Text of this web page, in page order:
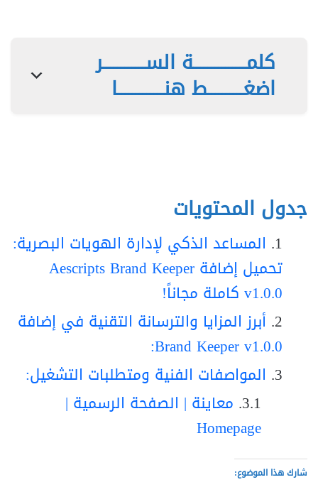
كلمـــــــــــــــة الســــــــــــر
اضغــــــــــط هنـــــــــــــا
جدول المحتويات
المساعد الذكي لإدارة الهويات البصرية:
تحميل إضافة Aescripts Brand Keeper
v1.0.0 كاملة مجاناً!
أبرز المزايا والترسانة التقنية في إضافة
Brand Keeper v1.0.0:
المواصفات الفنية ومتطلبات التشغيل:
معاينة | الصفحة الرسمية |
Homepage
شارك هذا الموضوع: